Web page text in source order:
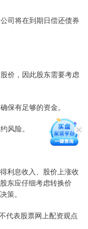
司将在到期日偿还债券
价，因此股东需要考虑
保有足够的资金。
风险。
利息收入、股价上涨收
东应仔细考虑转换价
策。
代表股票网上配资观点